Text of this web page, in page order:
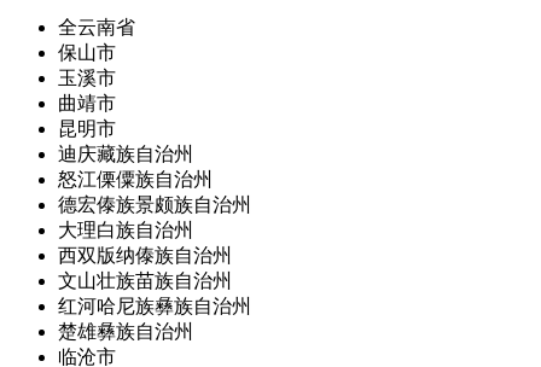
全云南省
保山市
玉溪市
曲靖市
昆明市
迪庆藏族自治州
怒江傈僳族自治州
德宏傣族景颇族自治州
大理白族自治州
西双版纳傣族自治州
文山壮族苗族自治州
红河哈尼族彝族自治州
楚雄彝族自治州
临沧市